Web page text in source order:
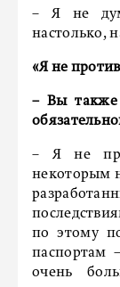
– Я не
настолько,
«Я не
– Вы также
– Я не
некоторым
по этому
паспортам
очень